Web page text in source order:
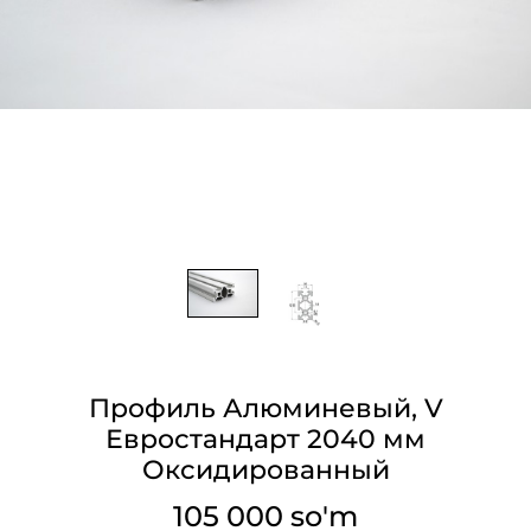
Профиль Алюминевый, V
Евростандарт 2040 мм
Оксидированный
105 000 so'm